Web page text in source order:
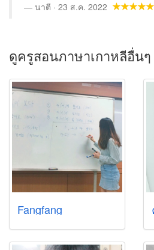
นาตี · 23 ส.ค. 2022
ดูครูสอนภาษาเกาหลีอื่นๆ
Fangfang